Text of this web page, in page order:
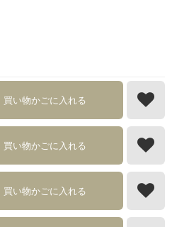
買い物かごに入れる
買い物かごに入れる
買い物かごに入れる